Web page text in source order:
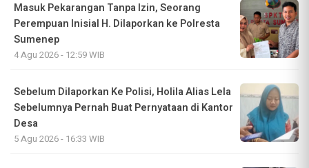
Masuk Pekarangan Tanpa Izin, Seorang
Perempuan Inisial H. Dilaporkan ke Polresta
Sumenep
4 Agu 2026 - 12:59 WIB
Sebelum Dilaporkan Ke Polisi, Holila Alias Lela
Sebelumnya Pernah Buat Pernyataan di Kantor
Desa
5 Agu 2026 - 16:33 WIB